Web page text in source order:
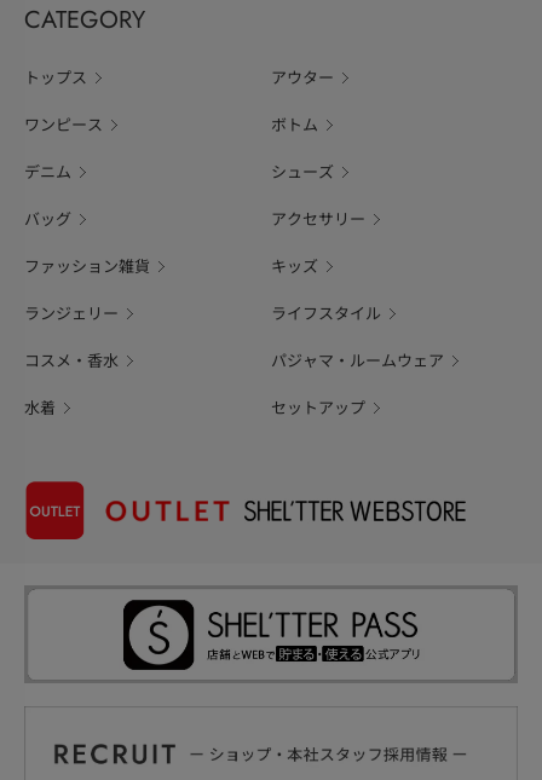
CATEGORY
トップス アウター
ワンピース ボトム
デニム シューズ
バッグ アクセサリー
ファッション雑貨 キッズ
ランジェリー ライフスタイル
コスメ・香水 パジャマ・ルームウェア
水着 セットアップ